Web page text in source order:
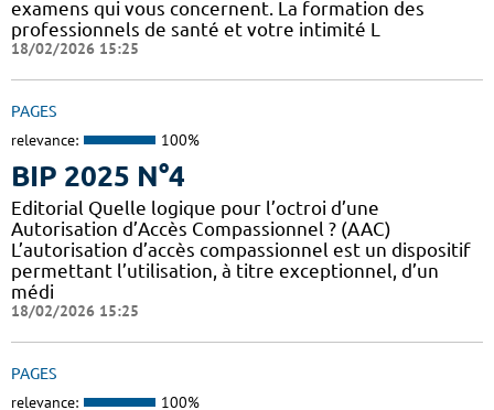
examens qui vous concernent. La formation des
professionnels de santé et votre intimité L
18/02/2026 15:25
PAGES
relevance: 100%
BIP 2025 N°4
Editorial Quelle logique pour l’octroi d’une
Autorisation d’Accès Compassionnel ? (AAC)
L’autorisation d’accès compassionnel est un dispositif
permettant l’utilisation, à titre exceptionnel, d’un
médi
18/02/2026 15:25
PAGES
relevance: 100%